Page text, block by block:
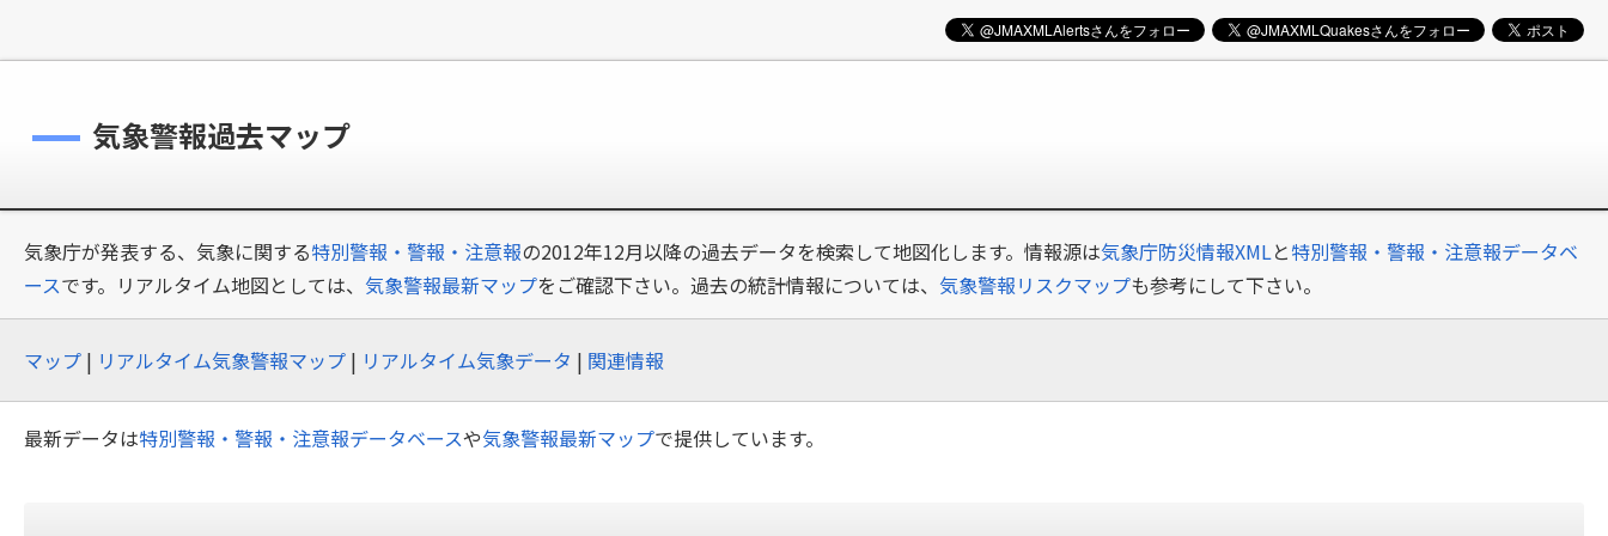
気象警報過去マップ
気象庁が発表する、気象に関する特別警報・警報・注意報の2012年12月以降の過去データを検索して地図化します。情報源は気象庁防災情報XMLと特別警報・警報・注意報データベ
ースです。リアルタイム地図としては、 気象警報最新マップをご確認下さい。過去の統計情報については、 気象警報リスクマップも参考にして下さい。
マップ | リアルタイム気象警報マップ | リアルタイム気象データ | 関連情報
最新データは特別警報・警報・注意報データベースや気象警報最新マップで提供しています。